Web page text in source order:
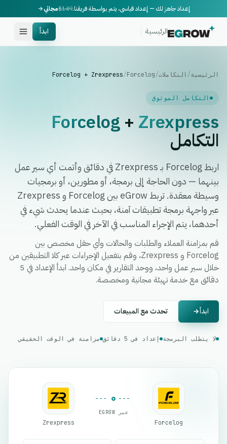
إعداد جاهز لك — إعداد قياسي، يتم بواسطة فريقنا.$149مجاني
الرئيسية ابدأ
الرئيسية/ التكاملات/
Forcelog
/
Forcelog + Zrexpress
التكامل الموثوق
Forcelog+ Zrexpress
التكامل
اربط Forcelog بـ Zrexpress في دقائق وأتمت أي سير عمل
بينهما — دون الحاجة إلى برمجة، أو مطورين، أو برمجيات
وسيطة معقدة. تربط eGrow بين Forcelog و Zrexpress
عبر واجهة برمجة تطبيقات آمنة، بحيث عندما يحدث شيء في
أحدهما، يتم الإجراء المناسب في الآخر في الوقت الفعلي.
قم بمزامنة العملاء والطلبات والحالات وأي حقل مخصص بين
Forcelog و Zrexpress، وقم بتفعيل الإجراءات عبر كلا التطبيقين من
خلال سير عمل واحد، ووحد التقارير في مكان واحد. ابدأ الإعداد في 5
دقائق مع خدمة تهيئة مجانية ومخصصة.
ابدأ تحدث مع المبيعات
لا يتطلب البرمجة إعداد في 5 دقائق مزامنة في الوقت الحقيقي
Forcelog
عبر EGROW
Zrexpress